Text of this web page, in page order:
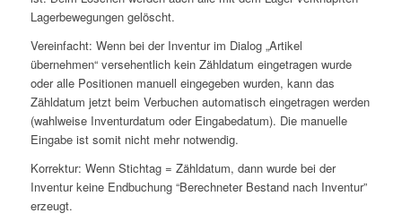
Lagerbewegungen gelöscht.
Vereinfacht: Wenn bei der Inventur im Dialog „Artikel
übernehmen“ versehentlich kein Zähldatum eingetragen wurde
oder alle Positionen manuell eingegeben wurden, kann das
Zähldatum jetzt beim Verbuchen automatisch eingetragen werden
(wahlweise Inventurdatum oder Eingabedatum). Die manuelle
Eingabe ist somit nicht mehr notwendig.
Korrektur: Wenn Stichtag = Zähldatum, dann wurde bei der
Inventur keine Endbuchung “Berechneter Bestand nach Inventur”
erzeugt.